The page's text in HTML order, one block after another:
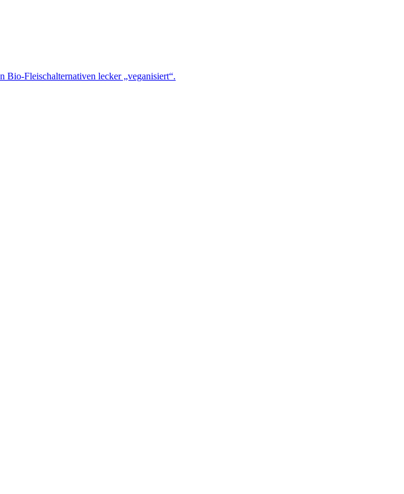
Bio-Fleischalternativen lecker „veganisiert“.